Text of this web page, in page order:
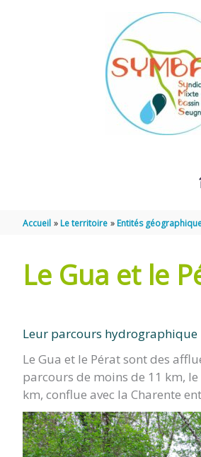
Accueil Le territoire Entités
Le Gua et le
Leur parcours hydrographique
Le Gua et le Pérat sont des
parcours de moins de 11 km,
km, conflue avec la Charente